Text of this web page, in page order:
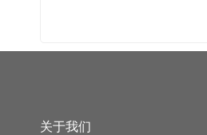
关于我们